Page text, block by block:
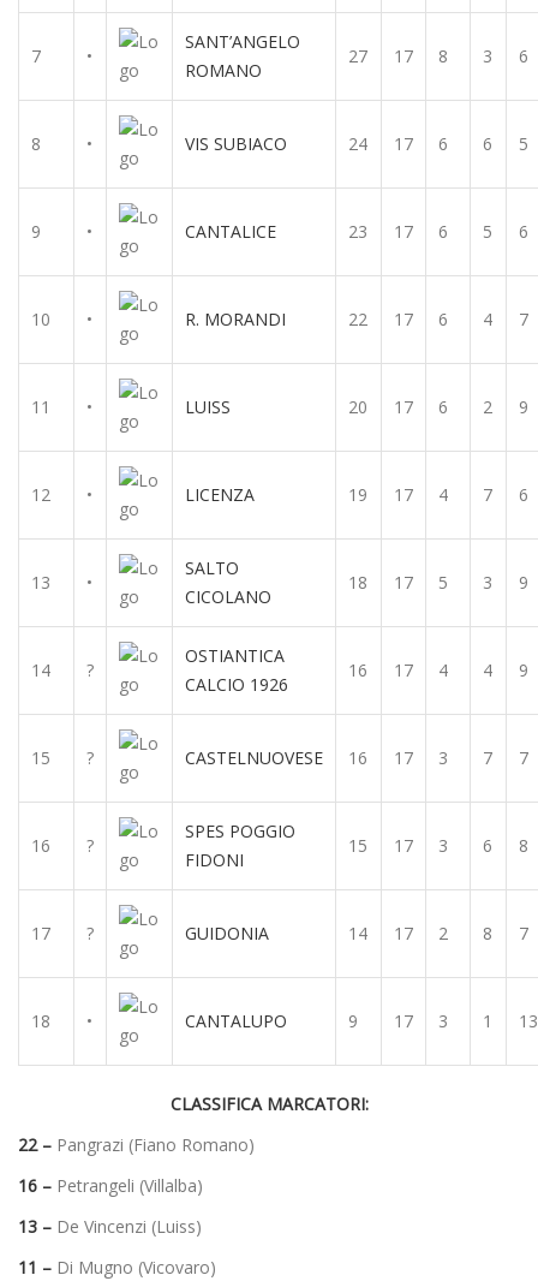
7 •
SANT’ANGELO
ROMANO
27 17 8 3 6
8 • VIS SUBIACO 24 17 6 6 5
9 • CANTALICE 23 17 6 5 6
10 • R. MORANDI 22 17 6 4 7
11 • LUISS 20 17 6 2 9
12 • LICENZA 19 17 4 7 6
13 •
SALTO
CICOLANO
18 17 5 3 9
14 ?
OSTIANTICA
CALCIO 1926
16 17 4 4 9
15 ? CASTELNUOVESE 16 17 3 7 7
16 ?
SPES POGGIO
FIDONI
15 17 3 6 8
17 ? GUIDONIA 14 17 2 8 7
18 • CANTALUPO 9 17 3 1 13
CLASSIFICA MARCATORI:
22 – Pangrazi (Fiano Romano)
16 – Petrangeli (Villalba)
13 – De Vincenzi (Luiss)
11 – Di Mugno (Vicovaro)